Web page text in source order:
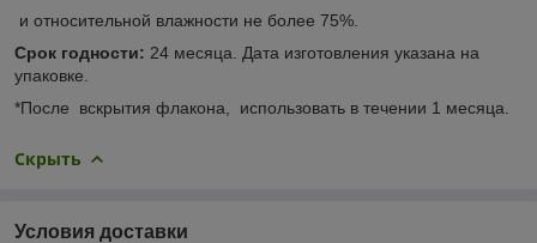
и относительной влажности не более 75%.
Срок годности: 24 месяца. Дата изготовления указана на
упаковке.
*После вскрытия флакона, использовать в течении 1 месяца.
Скрыть
Условия доставки